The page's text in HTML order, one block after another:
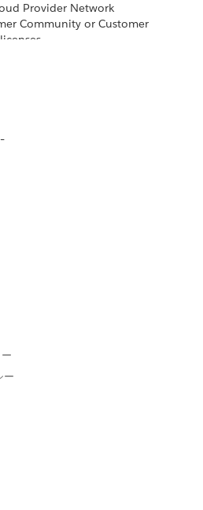
Provider Network
Community or Customer
and click
and download the
your roster file.
or .csv.
and click
ー